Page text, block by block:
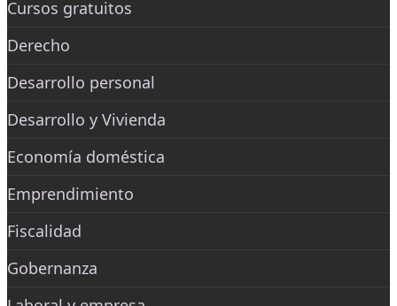
Cursos gratuitos
Derecho
Desarrollo personal
Desarrollo y Vivienda
Economía doméstica
Emprendimiento
Fiscalidad
Gobernanza